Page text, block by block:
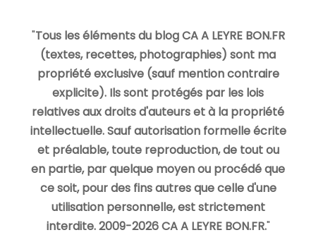
"Tous les éléments du blog CA A LEYRE BON.FR
(textes, recettes, photographies) sont ma
propriété exclusive (sauf mention contraire
explicite). Ils sont protégés par les lois
relatives aux droits d'auteurs et à la propriété
intellectuelle. Sauf autorisation formelle écrite
et préalable, toute reproduction, de tout ou
en partie, par quelque moyen ou procédé que
ce soit, pour des fins autres que celle d'une
utilisation personnelle, est strictement
interdite. 2009-2026 CA A LEYRE BON.FR."